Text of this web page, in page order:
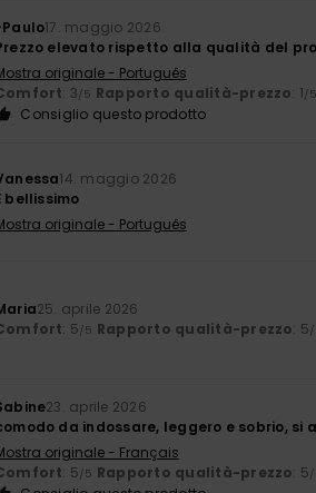
17. maggio 2026
elevato rispetto alla qualità del
originale - Português
: 3/5 Rapporto qualità-prezzo: 1/5
Consiglio questo prodotto
14. maggio 2026
bellissimo
originale - Português
25. aprile 2026
: 5/5 Rapporto qualità-prezzo: 5
23. aprile 2026
da indossare, leggero e sobrio,
originale - Français
: 5/5 Rapporto qualità-prezzo: 5